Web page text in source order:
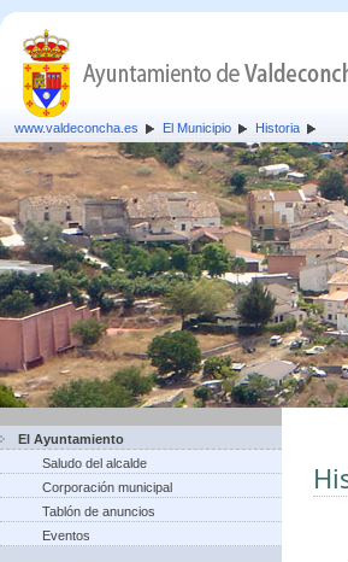
www.valdeconcha.es El Municipio Historia
El Ayuntamiento
Saludo del alcalde
Corporación municipal
Tablón de anuncios
Eventos